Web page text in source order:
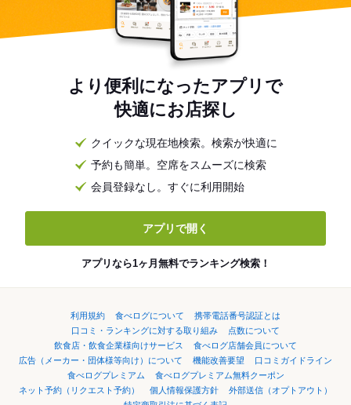
より便利になったアプリで
快適にお店探し
クイックな現在地検索。検索が快適に
予約も簡単。空席をスムーズに検索
会員登録なし。すぐに利用開始
アプリで開く
アプリなら1ヶ月無料でランキング検索！
利用規約 食べログについて
携帯電話番号認証とは
口コミ・ランキングに対する取り組み
点数について
飲食店・飲食企業様向けサービス
食べログ店舗会員について
広告（メーカー・団体様等向け）について
機能改善要望
口コミガイドライン
食べログプレミアム
食べログプレミアム無料クーポン
ネット予約（リクエスト予約）
個人情報保護方針
外部送信（オプトアウト）